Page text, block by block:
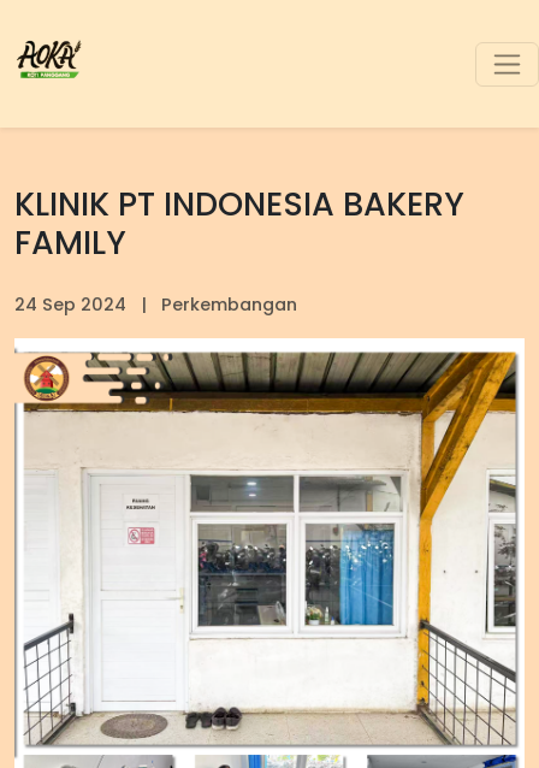
KLINIK PT INDONESIA BAKERY
FAMILY
24 Sep 2024 | Perkembangan